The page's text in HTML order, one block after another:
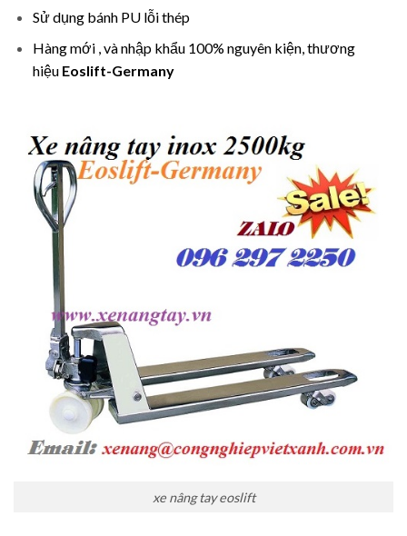
Sử dụng bánh PU lỗi thép
Hàng mới , và nhập khẩu 100% nguyên kiện, thương
hiệu Eoslift-Germany
xe nâng tay eoslift